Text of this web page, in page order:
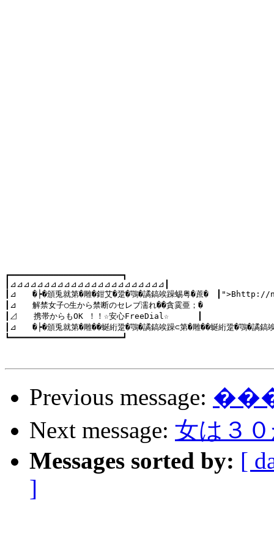
┏━━━━━━━━━━━━━━━━━━━━━━━┓
┃⊿⊿⊿⊿⊿⊿⊿⊿⊿⊿⊿⊿⊿⊿⊿⊿⊿⊿⊿⊿⊿⊿⊿┃
┃⊿　　�┝�頒兎就第�雕�鉗艾�跫�鶚�譎鎬竢躁蜴粤�蔗�　
┃⊿　　解禁女子○生から禁断のセレブ濡れ��貪霙亜；�
┃⊿　　携帯からもOK ！！☆安心FreeDial☆　　　 ┃
┃⊿　　�┝�頒兎就第�雕��蜒絎跫�鶚�譎鎬竢躁⊂第�雕��蜒絎跫�鶚�譎鎬
┗━━━━━━━━━━━━━━━━━━━━━━━┛
Previous message: ���
Next message: 女は３
Messages sorted by: [
]